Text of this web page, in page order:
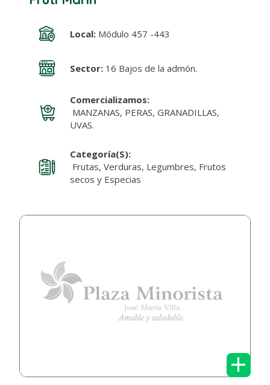
Local:Módulo 457 -443
Sector:16 Bajos de la admón.
Comercializamos:
MANZANAS, PERAS, GRANADILLAS,
UVAS.
Categoría(s):
Frutas, Verduras, Legumbres, Frutos
secos y Especias
+